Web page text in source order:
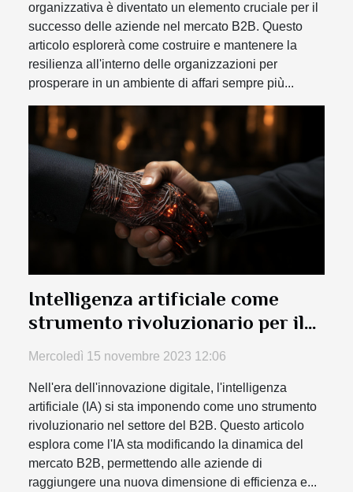
organizzativa è diventato un elemento cruciale per il
successo delle aziende nel mercato B2B. Questo
articolo esplorerà come costruire e mantenere la
resilienza all'interno delle organizzazioni per
prosperare in un ambiente di affari sempre più...
Intelligenza artificiale come
strumento rivoluzionario per il
B2B
Mercoledì 15 novembre 2023 12:06
Nell'era dell'innovazione digitale, l'intelligenza
artificiale (IA) si sta imponendo come uno strumento
rivoluzionario nel settore del B2B. Questo articolo
esplora come l'IA sta modificando la dinamica del
mercato B2B, permettendo alle aziende di
raggiungere una nuova dimensione di efficienza e...